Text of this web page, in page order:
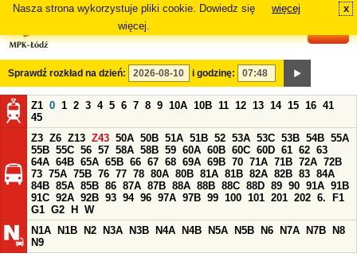
Nasza strona wykorzystuje pliki cookie. Dowiedz się
więcej.
więcej x
Sprawdź rozkład na dzień: i godzinę:
Z1 0 1 2 3 4 5 6 7 8 9 10A 10B 11 12 13 14 15 16 41
45
Z3 Z6 Z13 Z43 50A 50B 51A 51B 52 53A 53C 53B 54B 55A
55B 55C 56 57 58A 58B 59 60A 60B 60C 60D 61 62 63
64A 64B 65A 65B 66 67 68 69A 69B 70 71A 71B 72A 72B
73 75A 75B 76 77 78 80A 80B 81A 81B 82A 82B 83 84A
84B 85A 85B 86 87A 87B 88A 88B 88C 88D 89 90 91A 91B
91C 92A 92B 93 94 96 97A 97B 99 100 101 201 202 6.
F1
G1 G2 H
W
N1A
N1B N2 N3A N3B N4A N4B N5A N5B N6 N7A N7B
N8
N9